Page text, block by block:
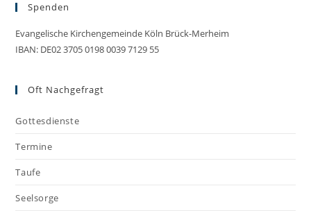
Spenden
Evangelische Kirchengemeinde Köln Brück-Merheim
IBAN: DE02 3705 0198 0039 7129 55
Oft Nachgefragt
Gottesdienste
Termine
Taufe
Seelsorge